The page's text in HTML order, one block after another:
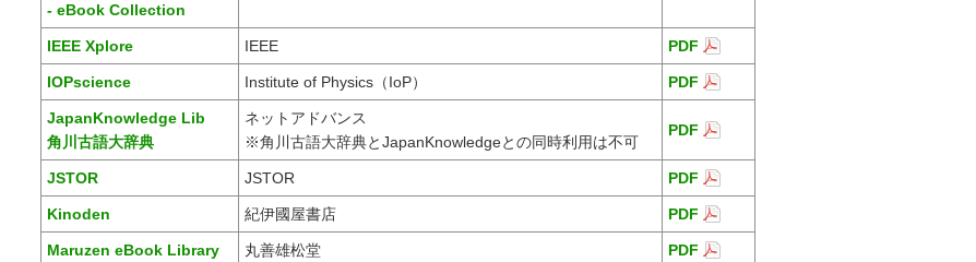
- eBook Collection
IEEE Xplore IEEE PDF
IOPscience Institute of Physics（IoP） PDF
JapanKnowledge Lib
角川古語大辞典
ネットアドバンス
※角川古語大辞典とJapanKnowledgeとの同時利用は不可
PDF
JSTOR JSTOR PDF
Kinoden 紀伊國屋書店 PDF
Maruzen eBook Library 丸善雄松堂 PDF